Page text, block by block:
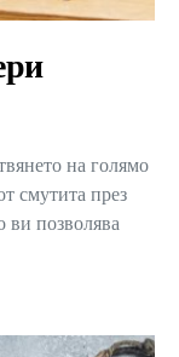
на голямо
смутита през
ви позволява